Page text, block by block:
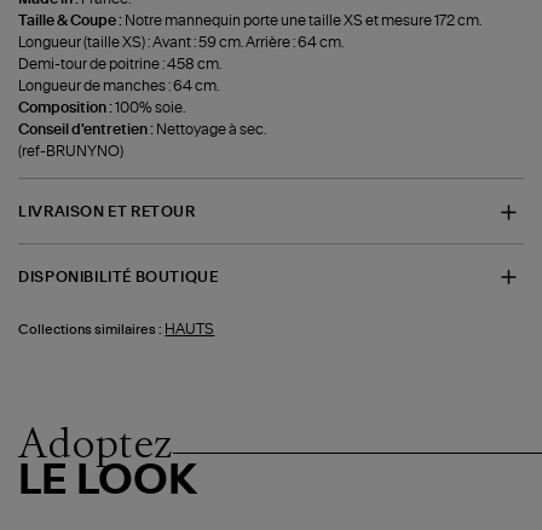
Taille & Coupe : Notre mannequin porte une taille XS et mesure 172 cm.
Longueur (taille XS) : Avant : 59 cm. Arrière : 64 cm.
Demi-tour de poitrine : 458 cm.
Longueur de manches : 64 cm.
Composition :100% soie.
Conseil d'entretien : Nettoyage à sec.
(ref-BRUNYNO)
LIVRAISON ET RETOUR
DISPONIBILITÉ BOUTIQUE
Collections similaires : HAUTS
Adoptez
LE LOOK